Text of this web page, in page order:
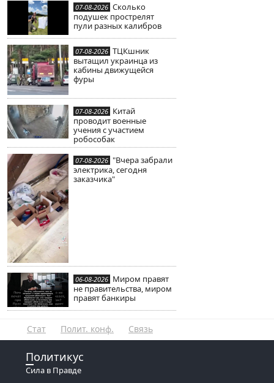
07-08-2026 Сколько
подушек прострелят
пули разных калибров
07-08-2026 ТЦКшник
вытащил украинца из
кабины движущейся
фуры
07-08-2026 Китай
проводит военные
учения с участием
робособак
07-08-2026 "Вчера забрали
электрика, сегодня
заказчика"
06-08-2026 Миром правят
не правительства, миром
правят банкиры
Стат Полит. конф. Связь
Политикус
Сила в Правде